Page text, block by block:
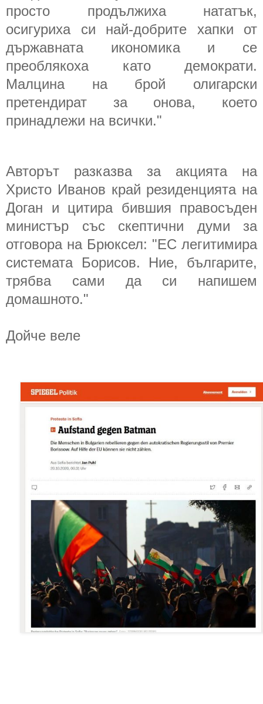
просто продължиха нататък,
осигуриха си най-добрите хапки от
държавната икономика и се
преоблякоха като демократи.
Малцина на брой олигарски
претендират за онова, което
принадлежи на всички."
Авторът разказва за акцията на
Христо Иванов край резиденцията на
Доган и цитира бившия правосъден
министър със скептични думи за
отговора на Брюксел: "ЕС легитимира
системата Борисов. Ние, българите,
трябва сами да си напишем
домашното."
Дойче веле